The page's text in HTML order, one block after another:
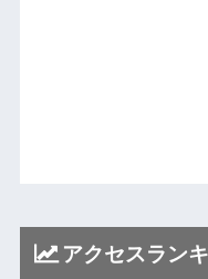
アクセスラン